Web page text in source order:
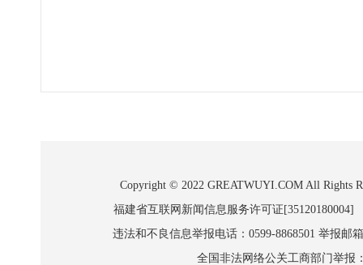
Copyright © 2022 GREATWUYI.COM All Rights
福建省互联网新闻信息服务许可证
违法和不良信息举报电话：0599-8868501 举报邮
全国非法网络公关工商部门举报